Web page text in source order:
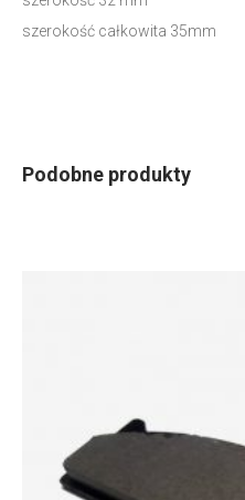
szerokość całkowita 35mm
Podobne produkty